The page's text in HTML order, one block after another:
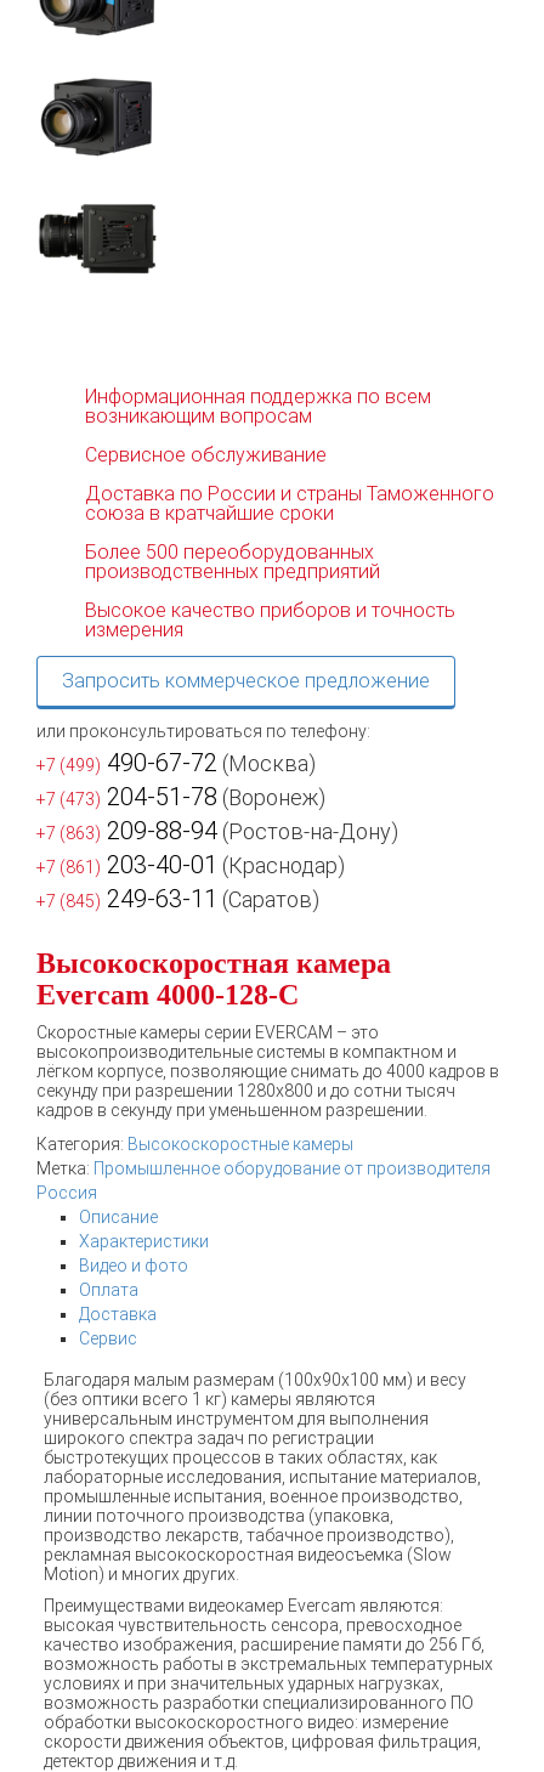
Информационная поддержка по всем
возникающим вопросам
Сервисное обслуживание
Доставка по России и страны Таможенного
союза в кратчайшие сроки
Более 500 переоборудованных
производственных предприятий
Высокое качество приборов и точность
измерения
Запросить коммерческое предложение
или проконсультироваться по телефону:
+7 (499) 490-67-72 (Москва)
+7 (473) 204-51-78 (Воронеж)
+7 (863) 209-88-94 (Ростов-на-Дону)
+7 (861) 203-40-01 (Краснодар)
+7 (845) 249-63-11 (Саратов)
Высокоскоростная камера
Evercam 4000-128-С
Скоростные камеры серии EVERCAM – это
высокопроизводительные системы в компактном и
лёгком корпусе, позволяющие снимать до 4000 кадров в
секунду при разрешении 1280х800 и до сотни тысяч
кадров в секунду при уменьшенном разрешении.
Категория: Высокоскоростные камеры
Метка: Промышленное оборудование от производителя
Россия
Описание
Характеристики
Видео и фото
Оплата
Доставка
Сервис
Благодаря малым размерам (100х90х100 мм) и весу
(без оптики всего 1 кг) камеры являются
универсальным инструментом для выполнения
широкого спектра задач по регистрации
быстротекущих процессов в таких областях, как
лабораторные исследования, испытание материалов,
промышленные испытания, военное производство,
линии поточного производства (упаковка,
производство лекарств, табачное производство),
рекламная высокоскоростная видеосъемка (Slow
Motion) и многих других.
Преимуществами видеокамер Evercam являются:
высокая чувствительность сенсора, превосходное
качество изображения, расширение памяти до 256 Гб,
возможность работы в экстремальных температурных
условиях и при значительных ударных нагрузках,
возможность разработки специализированного ПО
обработки высокоскоростного видео: измерение
скорости движения объектов, цифровая фильтрация,
детектор движения и т.д.